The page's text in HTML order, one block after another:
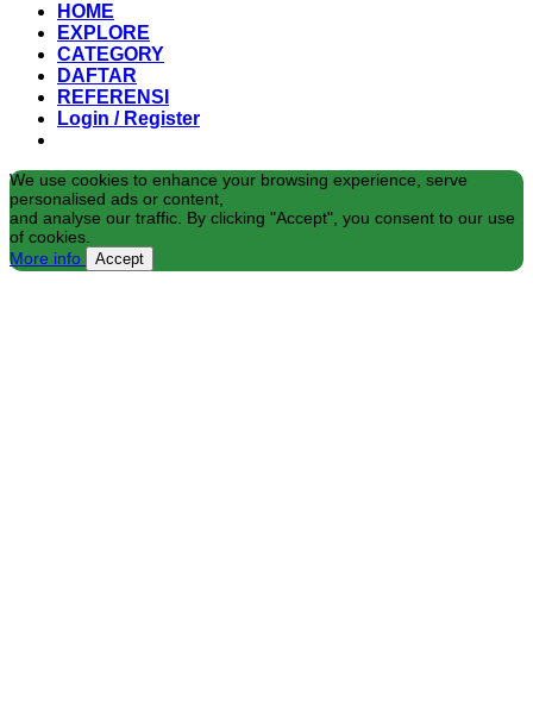
HOME
EXPLORE
CATEGORY
DAFTAR
REFERENSI
Login / Register
We use cookies to enhance your browsing experience, serve
personalised ads or content,
and analyse our traffic. By clicking "Accept", you consent to our use
of cookies.
More info
Accept